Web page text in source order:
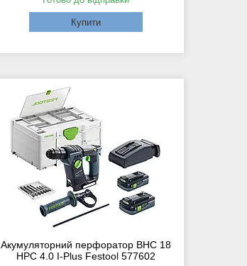
Купити
Акумуляторний перфоратор BHC 18
HPC 4.0 I-Plus Festool 577602